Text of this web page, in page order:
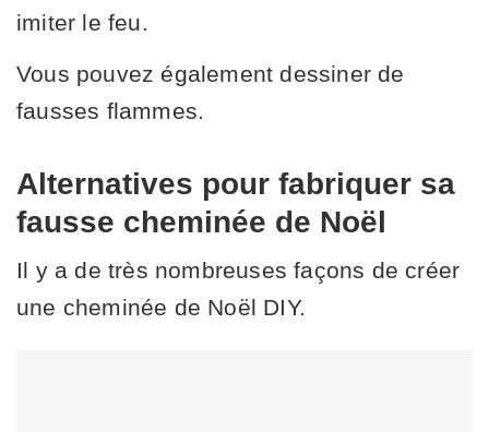
imiter le feu.
Vous pouvez également dessiner de
fausses flammes.
Alternatives pour fabriquer sa
fausse cheminée de Noël
Il y a de très nombreuses façons de créer
une cheminée de Noël DIY.